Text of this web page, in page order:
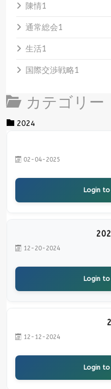
陳情1
通常総会1
生活1
国際交渉戦略1
カテゴリー
Category title
2024
02-04-2025
Login
12-20-2024
Login
12-12-2024
Login